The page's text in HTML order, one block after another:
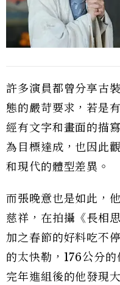
許多演員都曾分享古
態的嚴苛要求，若是
經有文字和畫面的描
為目標達成，也因此
和現代的體型差異。
而張晚意也是如此，
慈祥，在拍攝《長相
加之春節的好料吃不
的太快勒，176公分
完年進組後的他發現